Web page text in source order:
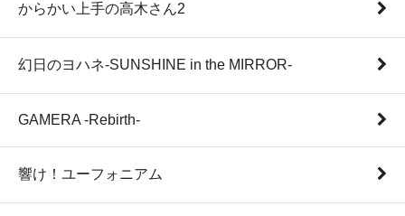
からかい上手の高木さん2
幻日のヨハネ-SUNSHINE in the MIRROR-
GAMERA -Rebirth-
響け！ユーフォニアム